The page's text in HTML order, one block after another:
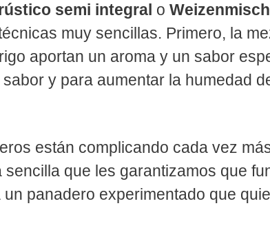
semi integral o
muy sencillas. Primero, la
aportan un aroma y un sabor
y para aumentar la humedad
están complicando cada vez
que les garantizamos que
panadero experimentado que